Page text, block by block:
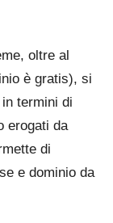
oltre al
è gratis), si
termini di
erogati da
di
e dominio da